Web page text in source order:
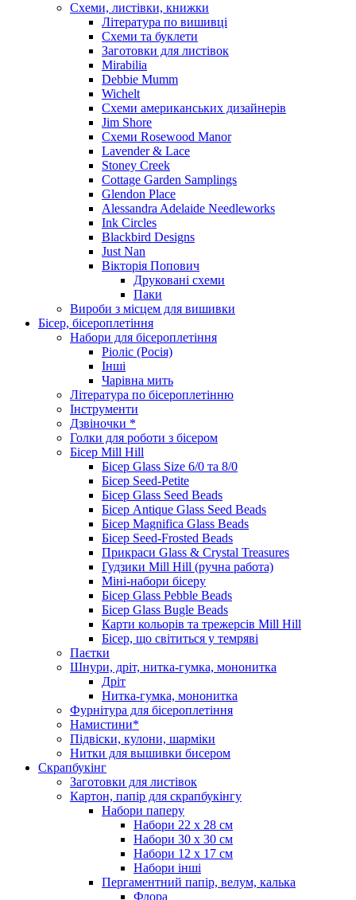
Схеми, листівки, книжки
Література по вишивці
Схеми та буклети
Заготовки для листівок
Mirabilia
Debbie Mumm
Wichelt
Схеми американських дизайнерів
Jim Shore
Cхеми Rosewood Manor
Lavender & Lace
Stoney Creek
Cottage Garden Samplings
Glendon Place
Alessandra Adelaide Needleworks
Ink Circles
Blackbird Designs
Just Nan
Вікторія Попович
Друковані схеми
Паки
Вироби з місцем для вишивки
Бісер, бісероплетіння
Набори для бісероплетіння
Ріоліс (Росія)
Інші
Чарівна мить
Література по бісероплетінню
Інструменти
Дзвіночки *
Голки для роботи з бісером
Бісер Mill Hill
Бісер Glass Size 6/0 та 8/0
Бісер Seed-Petite
Бісер Glass Seed Beads
Бісер Antique Glass Seed Beads
Бісер Magnifica Glass Beads
Бісер Seed-Frosted Beads
Прикраси Glass & Crystal Treasures
Гудзики Mill Hill (ручна работа)
Міні-набори бісеру
Бісер Glass Pebble Beads
Бісер Glass Bugle Beads
Карти кольорів та трежерсів Mill Hill
Бісер, що світиться у темряві
Паєтки
Шнури, дріт, нитка-гумка, мононитка
Дріт
Нитка-гумка, мононитка
Фурнітура для бісероплетіння
Намистини*
Підвіски, кулони, шарміки
Нитки для вышивки бисером
Скрапбукінг
Заготовки для листівок
Картон, папір для скрапбукінгу
Набори паперу
Набори 22 х 28 см
Набори 30 х 30 см
Набори 12 х 17 см
Набори інші
Пергаментний папір, велум, калька
Флора